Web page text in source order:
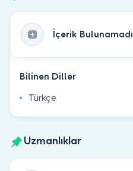
İçerik Bulunamadı
Bilinen Diller
Türkçe
Uzmanlıklar